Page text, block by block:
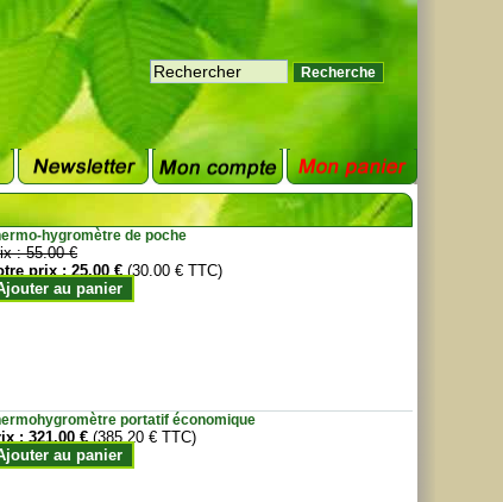
hygromètre de poche
:55.00 €
prix :25.00 € (30.00 € TTC)
au panier
portatif économique
:321.00 € (385.20 € TTC)
au panier